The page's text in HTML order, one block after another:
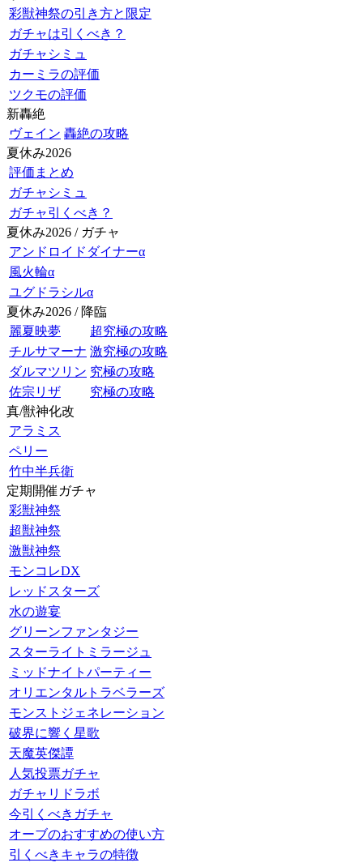
彩獣神祭の引き方と限定
ガチャは引くべき？
ガチャシミュ
カーミラの評価
ツクモの評価
新轟絶
ヴェイン 轟絶の攻略
夏休み2026
評価まとめ
ガチャシミュ
ガチャ引くべき？
夏休み2026 / ガチャ
アンドロイドダイナーα
風火輪α
ユグドラシルα
夏休み2026 / 降臨
麗夏映夢
超究極の攻略
チルサマーナ 激究極の攻略
ダルマツリン 究極の攻略
佐宗リザ
究極の攻略
真/獣神化改
アラミス
ペリー
竹中半兵衛
定期開催ガチャ
彩獣神祭
超獣神祭
激獣神祭
モンコレDX
レッドスターズ
水の遊宴
グリーンファンタジー
スターライトミラージュ
ミッドナイトパーティー
オリエンタルトラベラーズ
モンストジェネレーション
破界に響く星歌
天魔英傑譚
人気投票ガチャ
ガチャリドラボ
今引くべきガチャ
オーブのおすすめの使い方
引くべきキャラの特徴